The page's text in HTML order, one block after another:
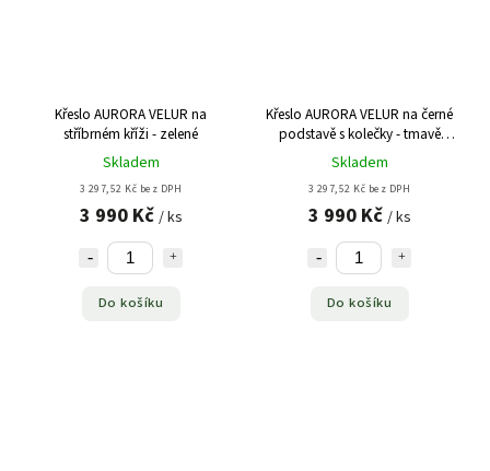
Křeslo AURORA VELUR na
stříbrném kříži - zelené
Skladem
3 297,52 Kč bez DPH
3 990 Kč / ks
Do košíku
Křeslo AURORA VELUR na černé
podstavě s kolečky - tmavě
růžové
Skladem
3 297,52 Kč bez DPH
3 990 Kč / ks
Do košíku